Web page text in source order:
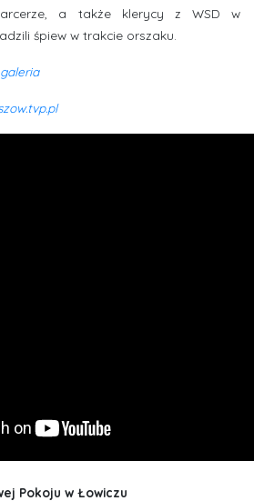
a także klerycy z WSD w
śpiew w trakcie orszaku.
galeria
Pokoju w Łowiczu